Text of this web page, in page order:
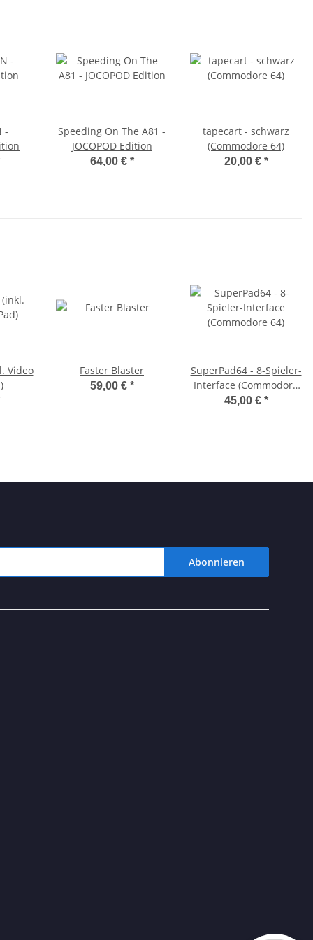
-
Speeding On The A81 -
JOCOPOD Edition
64,00 € *
tapecart - schwarz
(Commodore 64)
20,00 € *
Video
Faster Blaster
59,00 € *
SuperPad64 - 8-Spieler-
Interface (Commodore
64)
45,00 € *
Abonnieren